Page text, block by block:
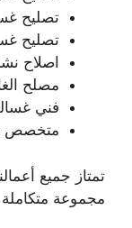
تصليح
تصليح
اصلاح
مصلح
فني
متخصص
تمتاز جميع
مجموعة